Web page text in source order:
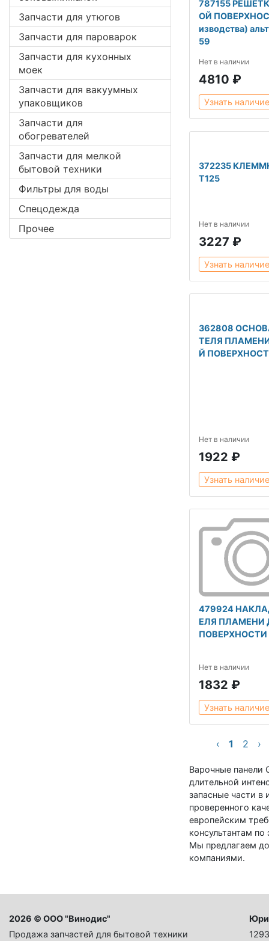
Запчасти для утюгов
Запчасти для пароварок
Запчасти для кухонных
моек
Запчасти для вакуумных
упаковщиков
Запчасти для
обогревателей
Запчасти для мелкой
бытовой техники
Фильтры для воды
Спецодежда
Прочее
787155
ОЙ
изводства)
59
Нет в наличии
4810 ₽
Узнать наличие
372235
T125
Нет в наличии
3227 ₽
Узнать наличие
362808
ТЕЛЯ
Й
Нет в наличии
1922 ₽
Узнать наличие
479924
ЕЛЯ ПЛАМЕНИ
ПОВЕРХНОСТИ
Нет в наличии
1832 ₽
Узнать наличие
‹ 1 2 ›
Варочные панели
длительной
запасные части
проверенного
европейским
консультантам
Мы предлагаем
компаниями.
2026 © ООО "Винодис"
Продажа запчастей для бытовой техники